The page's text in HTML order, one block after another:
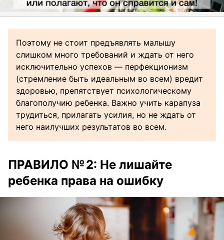
Поэтому не стоит предъявлять малышу
слишком много требований и ждать от него
исключительно успехов — перфекционизм
(стремление быть идеальным во всем) вредит
здоровью, препятствует психологическому
благополучию ребенка. Важно учить карапуза
трудиться, прилагать усилия, но не ждать от
него наилучших результатов во всем.
ПРАВИЛО № 2: Не лишайте
ребенка права на ошибку